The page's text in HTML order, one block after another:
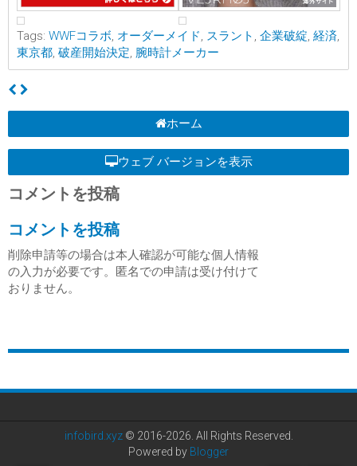
Tags: WWFコラボ, オーダーメイド, スラント , 企業破綻, 経済,
東京都, 破産開始決定, 腕時計メーカー
ホーム
ウェブ バージョンを表示
コメントを投稿
コメントを投稿
削除申請等の場合は本人確認が可能な個人情報
の入力が必要です。匿名での申請は受け付けて
おりません。
infobird.xyz© 2016-2026. All Rights Reserved.
Powered by Blogger